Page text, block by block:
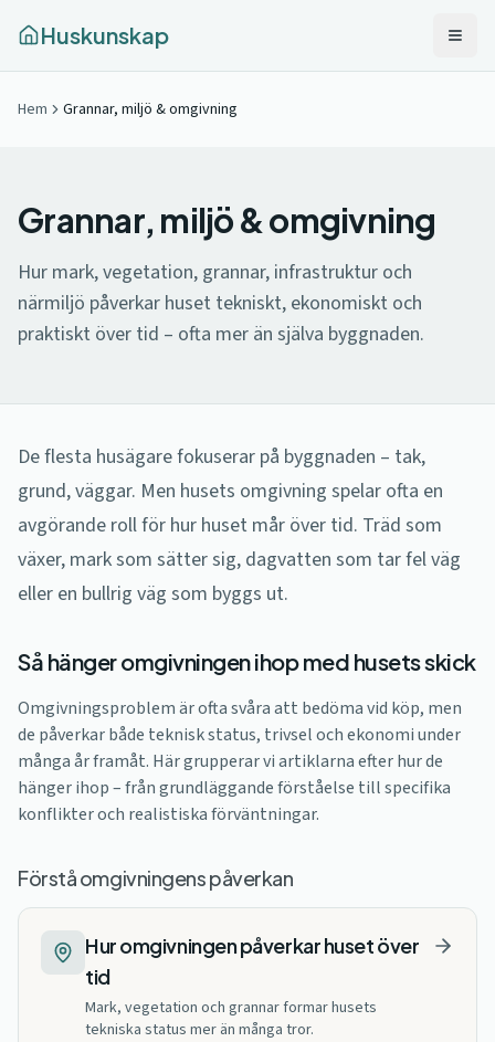
Huskunskap
Hem Grannar, miljö & omgivning
Grannar, miljö & omgivning
Hur mark, vegetation, grannar, infrastruktur och
närmiljö påverkar huset tekniskt, ekonomiskt och
praktiskt över tid – ofta mer än själva byggnaden.
De flesta husägare fokuserar på byggnaden – tak,
grund, väggar. Men husets omgivning spelar ofta en
avgörande roll för hur huset mår över tid. Träd som
växer, mark som sätter sig, dagvatten som tar fel väg
eller en bullrig väg som byggs ut.
Så hänger omgivningen ihop med husets skick
Omgivningsproblem är ofta svåra att bedöma vid köp, men
de påverkar både teknisk status, trivsel och ekonomi under
många år framåt. Här grupperar vi artiklarna efter hur de
hänger ihop – från grundläggande förståelse till specifika
konflikter och realistiska förväntningar.
Förstå omgivningens påverkan
Hur omgivningen påverkar huset över
tid
Mark, vegetation och grannar formar husets
tekniska status mer än många tror.